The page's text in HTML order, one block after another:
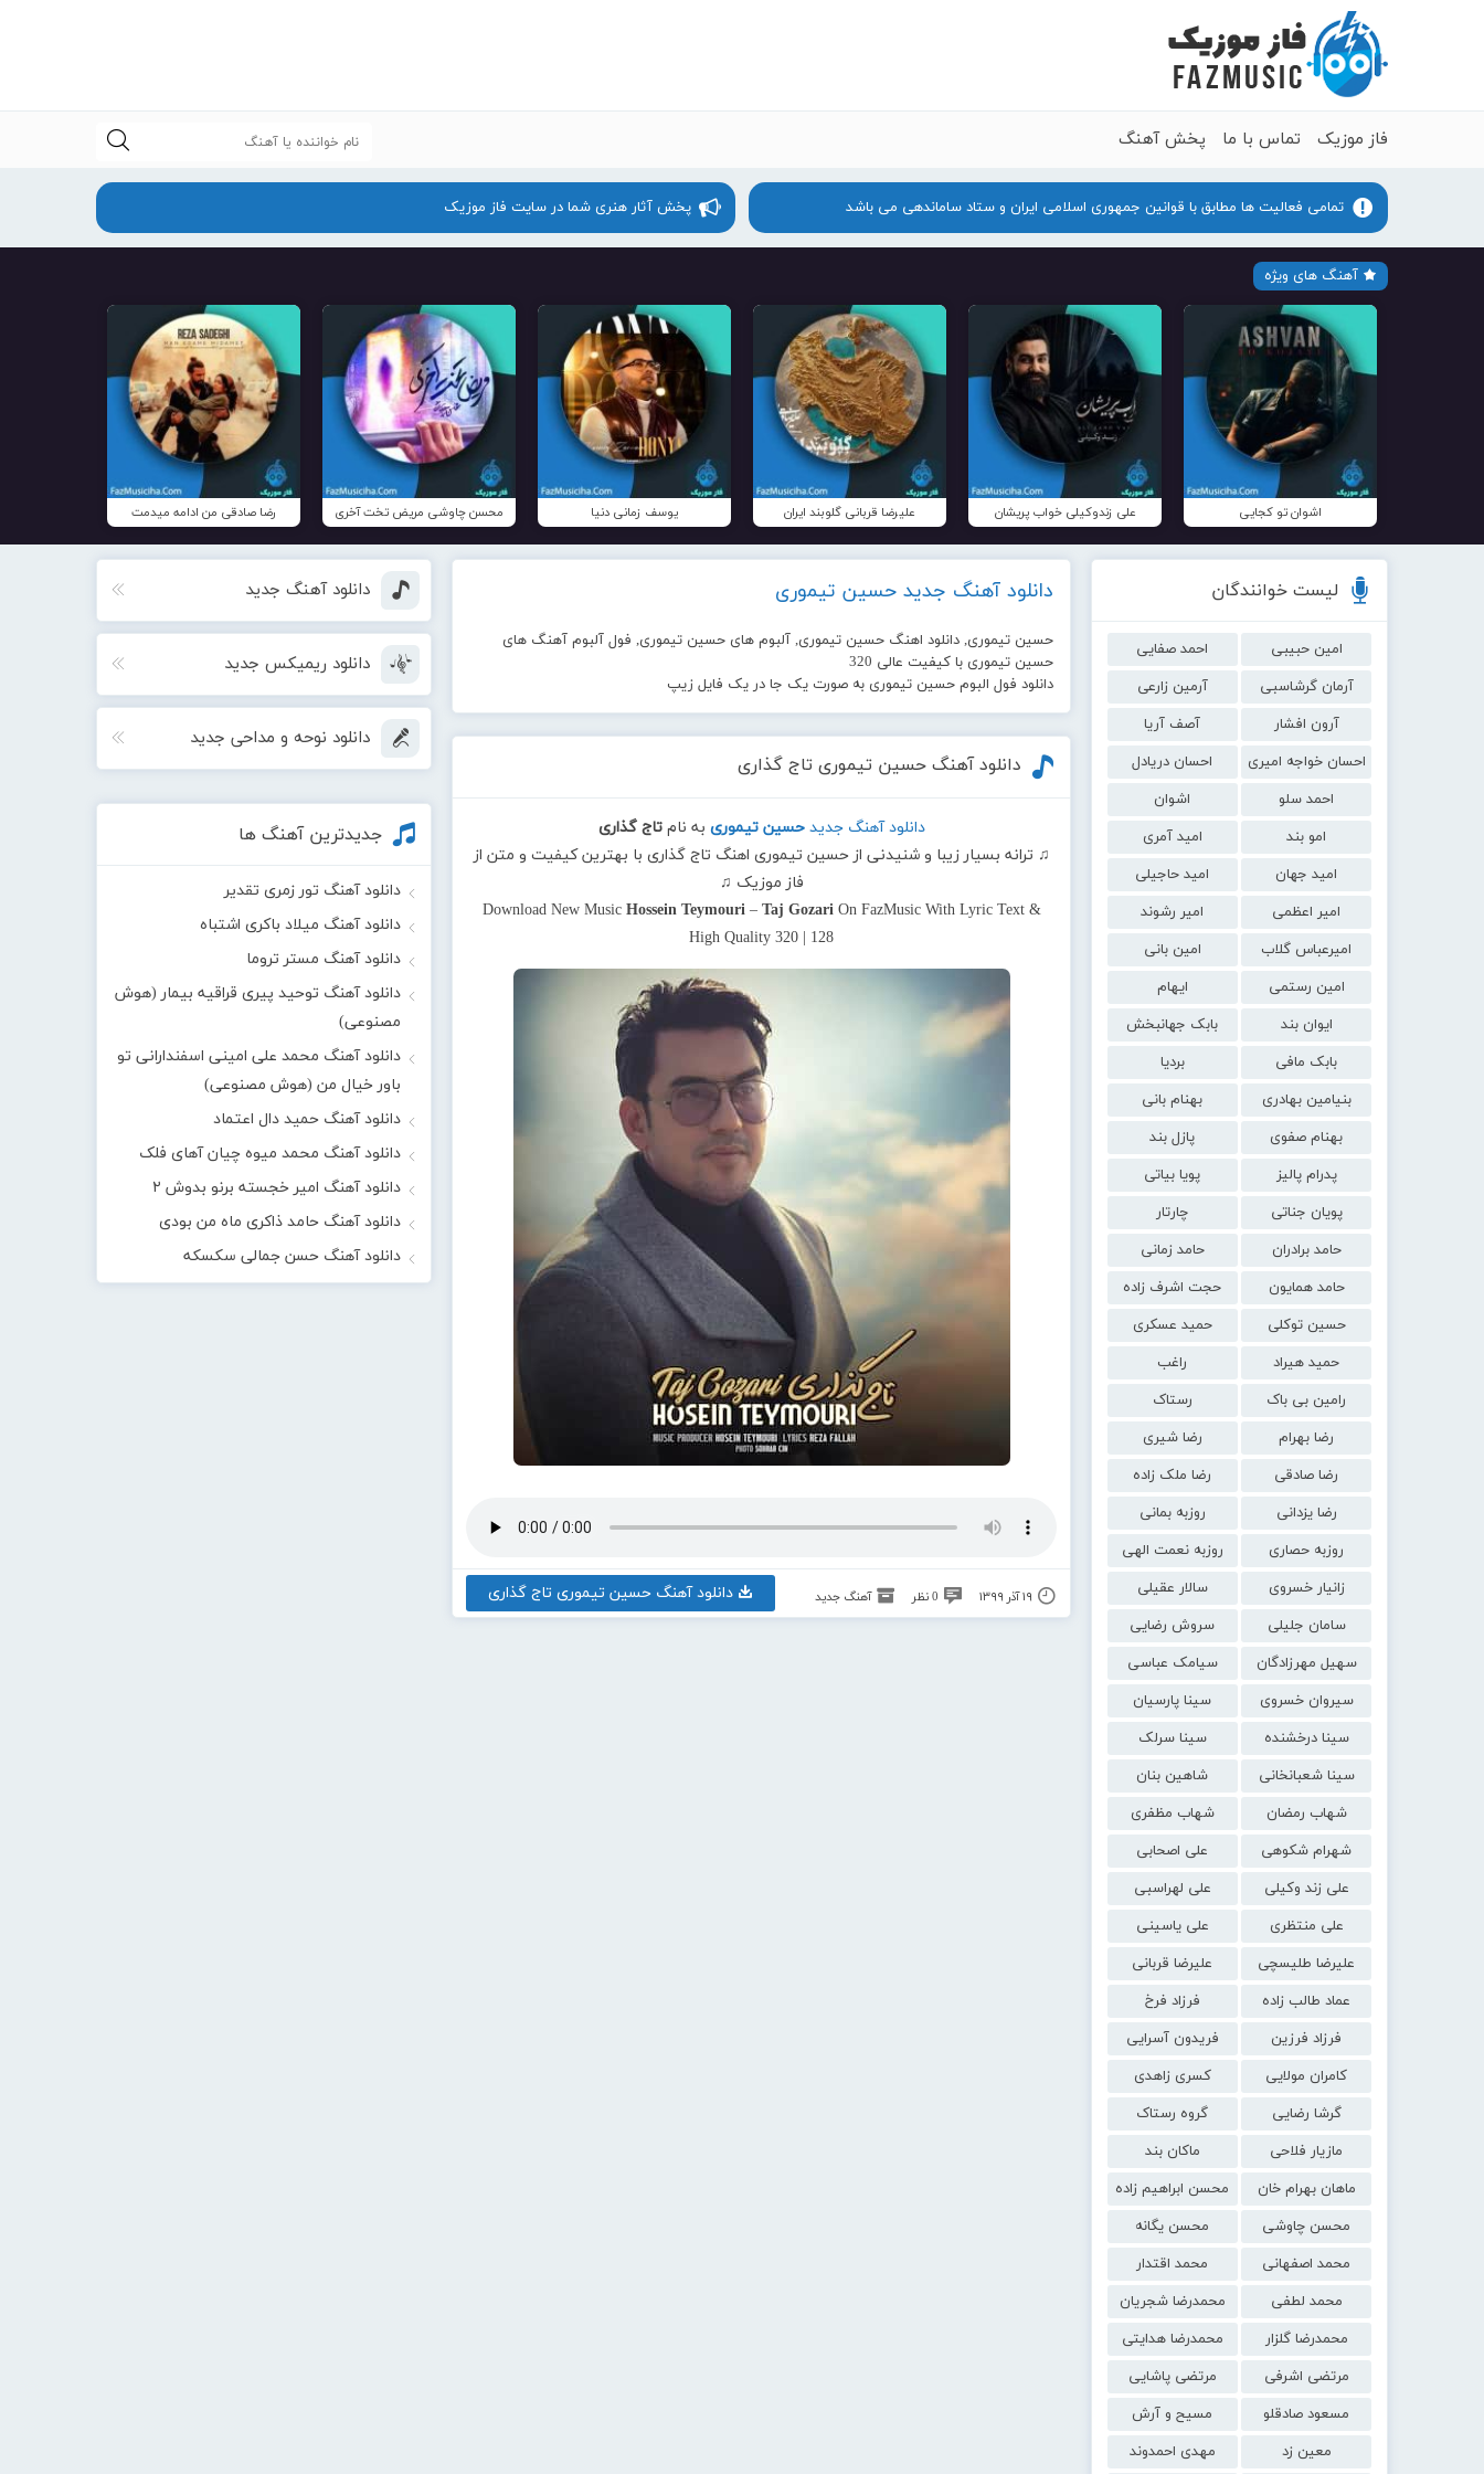
فاز موزیک تماس با ما پخش آهنگ
تمامی فعالیت ها مطابق با قوانین جمهوری اسلامی ایران و ستاد ساماندهی می باشد پخش آثار هنری شما در سایت فاز موزیک
آهنگ های ویژه
اشوان تو کجایی علی زندوکیلی خواب پریشان علیرضا قربانی گلوبند ایران یوسف زمانی دنیا محسن چاوشی مریض تخت آخری رضا صادقی من ادامه میدمت
لیست خوانندگان
امین حبیبی
احمد صفایی
آرمان گرشاسبی
آرمین زارعی
آرون افشار
آصف آریا
احسان خواجه امیری
احسان دریادل
احمد سلو
اشوان
امو بند
امید آمری
امید جهان
امید حاجیلی
امیر اعظمی
امیر رشوند
امیرعباس گلاب
امین بانی
امین رستمی
ایهام
ایوان بند
بابک جهانبخش
بابک مافی
بردیا
بنیامین بهادری
بهنام بانی
بهنام صفوی
پازل بند
پدرام پالیز
پویا بیاتی
پویان جناتی
چارتار
حامد برادران
حامد زمانی
حامد همایون
حجت اشرف زاده
حسین توکلی
حمید عسکری
حمید هیراد
راغب
رامین بی باک
رستاک
رضا بهرام
رضا شیری
رضا صادقی
رضا ملک زاده
رضا یزدانی
روزبه بمانی
روزبه حصاری
روزبه نعمت الهی
زانیار خسروی
سالار عقیلی
سامان جلیلی
سروش رضایی
سهیل مهرزادگان
سیامک عباسی
سیروان خسروی
سینا پارسیان
سینا درخشنده
سینا سرلک
سینا شعبانخانی
شاهین بنان
شهاب رمضان
شهاب مظفری
شهرام شکوهی
علی اصحابی
علی زند وکیلی
علی لهراسبی
علی منتظری
علی یاسینی
علیرضا طلیسچی
علیرضا قربانی
عماد طالب زاده
فرزاد فرخ
فرزاد فرزین
فریدون آسرایی
کامران مولایی
کسری زاهدی
گرشا رضایی
گروه رستاک
مازیار فلاحی
ماکان بند
ماهان بهرام خان
محسن ابراهیم زاده
محسن چاوشی
محسن یگانه
محمد اصفهانی
محمد اقتدار
محمد لطفی
محمدرضا شجریان
محمدرضا گلزار
محمدرضا هدایتی
مرتضی اشرفی
مرتضی پاشایی
مسعود صادقلو
مسیح و آرش
معین زد
مهدی احمدوند
دانلود آهنگ جدید حسین تیموری
حسین تیموری, دانلود اهنگ حسین تیموری, آلبوم های حسین تیموری, فول آلبوم آهنگ های
حسین تیموری با کیفیت عالی 320
دانلود فول البوم حسین تیموری به صورت یک جا در یک فایل زیپ
دانلود آهنگ حسین تیموری تاج گذاری
دانلود آهنگ جدید حسین تیموری به نامتاج گذاری
♫ ترانه بسیار زیبا و شنیدنی از حسین تیموری اهنگ تاج گذاری با بهترین کیفیت و متن از
فاز موزیک ♫
Download New Music Hossein Teymouri– Taj GozariOn FazMusic With Lyric Text &
High Quality 320 | 128
۱۹ آذر ۱۳۹۹ 0 نظر آهنگ جدید دانلود آهنگ حسین تیموری تاج گذاری
دانلود آهنگ جدید
دانلود ریمیکس جدید
دانلود نوحه و مداحی جدید
جدیدترین آهنگ ها
دانلود آهنگ تور زمری تقدیر
دانلود آهنگ میلاد باکری اشتباه
دانلود آهنگ مستر تروما
دانلود آهنگ توحید پیری قراقیه بیمار (هوش
مصنوعی)
دانلود آهنگ محمد علی امینی اسفندارانی تو
باور خیال من (هوش مصنوعی)
دانلود آهنگ حمید دال اعتماد
دانلود آهنگ محمد میوه چیان آهای فلک
دانلود آهنگ امیر خجسته برنو بدوش ۲
دانلود آهنگ حامد ذاکری ماه من بودی
دانلود آهنگ حسن جمالی سکسکه